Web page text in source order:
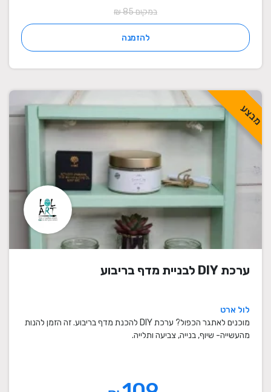
במקום 85 ₪
להזמנה
מבצע
ערכת DIY לבניית מדף בריבוע
לול ארט
מוכנים לאתגר הכפול? ערכת DIY להכנת מדף בריבוע. זה הזמן להנות
מהעשייה- שיוף, בנייה, צביעה ותלייה.